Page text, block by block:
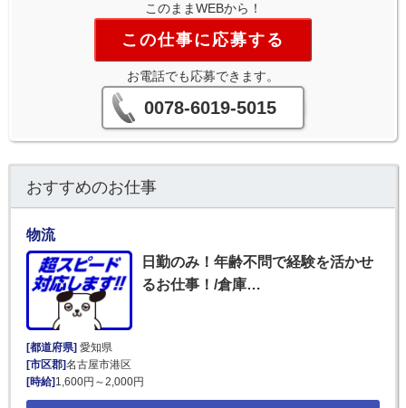
このままWEBから！
この仕事に応募する
お電話でも応募できます。
0078-6019-5015
おすすめのお仕事
物流
日勤のみ！年齢不問で経験を活かせ
るお仕事！/倉庫…
[都道府県] 愛知県
[市区郡]名古屋市港区
[時給] 1,600円～2,000円